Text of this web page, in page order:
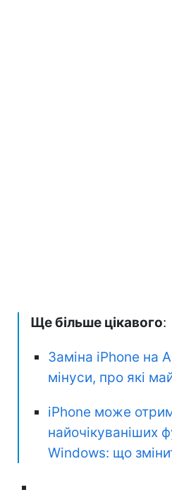
Ще більше цікавого:
Заміна iPhone на
мінуси, про які
iPhone може
найочікуваніших
Windows: що